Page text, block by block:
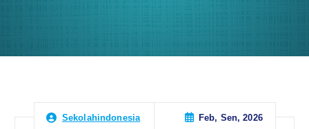
Sekolahindonesia Feb, Sen, 2026